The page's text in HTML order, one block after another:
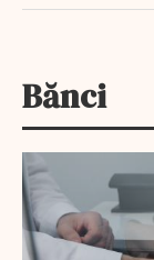
Bănci